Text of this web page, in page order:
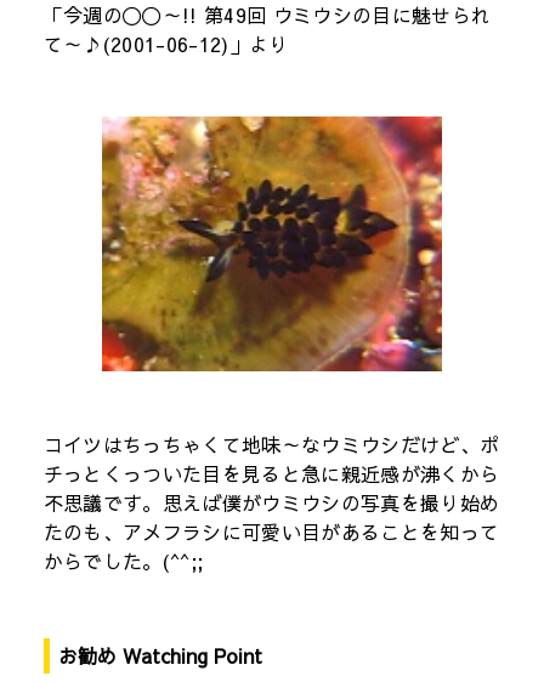
「今週の〇〇～!! 第49回 ウミウシの目に魅せられ
て～♪(2001-06-12)」より
コイツはちっちゃくて地味～なウミウシだけど、ポ
チっとくっついた目を見ると急に親近感が沸くから
不思議です。思えば僕がウミウシの写真を撮り始め
たのも、アメフラシに可愛い目があることを知って
からでした。(^^;;
お勧め Watching Point